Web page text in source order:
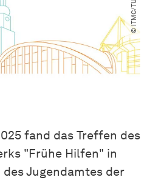
fand das Treffen des
"Frühe Hilfen" in
Jugendamtes der